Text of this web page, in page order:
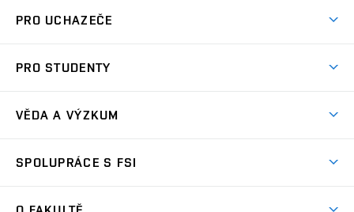
PRO UCHAZEČE
Ambasadoři studia
Zápisy
PRO STUDENTY
Studijní předpisy
VĚDA A VÝZKUM
Oblasti výzkumu
SPOLUPRÁCE S FSI